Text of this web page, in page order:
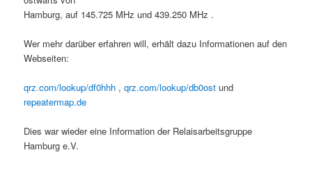
Hamburg, auf 145.725 MHz und 439.250 MHz .
Wer mehr darüber erfahren will, erhält dazu Informationen auf den
Webseiten:
qrz.com/lookup/df0hhh ,qrz.com/lookup/db0ost und
repeatermap.de
Dies war wieder eine Information der Relaisarbeitsgruppe
Hamburg e.V.